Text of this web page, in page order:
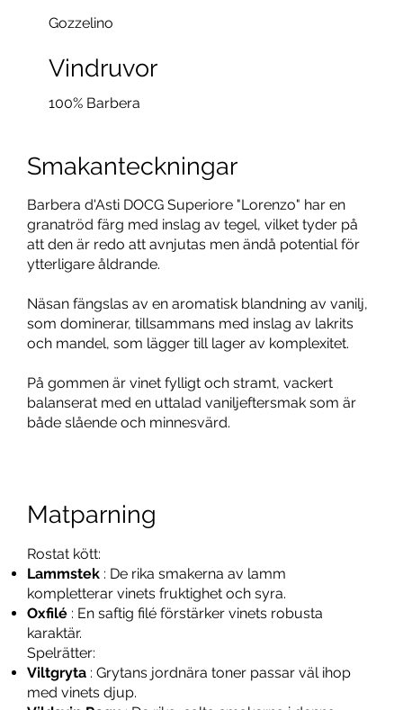
Gozzelino
Vindruvor
100% Barbera
Smakanteckningar
Barbera d'Asti DOCG Superiore "Lorenzo" har en
granatröd färg med inslag av tegel, vilket tyder på
att den är redo att avnjutas men ändå potential för
ytterligare åldrande.
Näsan fängslas av en aromatisk blandning av vanilj,
som dominerar, tillsammans med inslag av lakrits
och mandel, som lägger till lager av komplexitet.
På gommen är vinet fylligt och stramt, vackert
balanserat med en uttalad vaniljeftersmak som är
både slående och minnesvärd.
Matparning
Rostat kött:
Lammstek : De rika smakerna av lamm
kompletterar vinets fruktighet och syra.
Oxfilé : En saftig filé förstärker vinets robusta
karaktär.
Spelrätter:
Viltgryta : Grytans jordnära toner passar väl ihop
med vinets djup.